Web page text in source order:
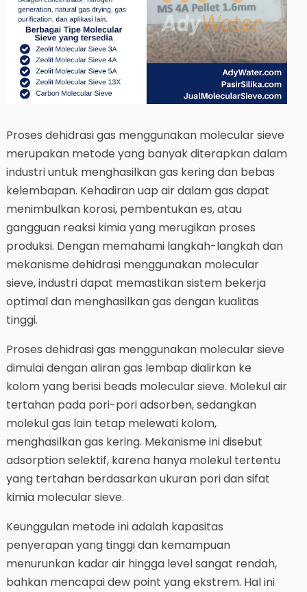
Proses dehidrasi gas menggunakan molecular sieve
merupakan metode yang banyak diterapkan dalam
industri untuk menghasilkan gas kering dan bebas
kelembapan. Kehadiran uap air dalam gas dapat
menimbulkan korosi, pembentukan es, atau
gangguan reaksi kimia yang merugikan proses
produksi. Dengan memahami langkah-langkah dan
mekanisme dehidrasi menggunakan molecular
sieve, industri dapat memastikan sistem bekerja
optimal dan menghasilkan gas dengan kualitas
tinggi.
Proses dehidrasi gas menggunakan molecular sieve
dimulai dengan aliran gas lembap dialirkan ke
kolom yang berisi beads molecular sieve. Molekul air
tertahan pada pori-pori adsorben, sedangkan
molekul gas lain tetap melewati kolom,
menghasilkan gas kering. Mekanisme ini disebut
adsorption selektif, karena hanya molekul tertentu
yang tertahan berdasarkan ukuran pori dan sifat
kimia molecular sieve.
Keunggulan metode ini adalah kapasitas
penyerapan yang tinggi dan kemampuan
menurunkan kadar air hingga level sangat rendah,
bahkan mencapai dew point yang ekstrem. Hal ini